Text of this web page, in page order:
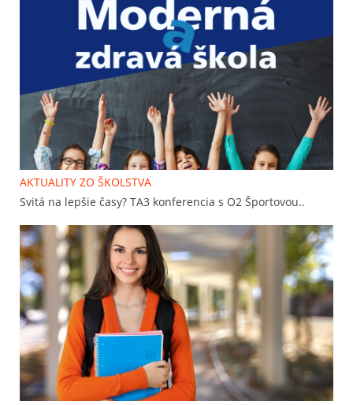
AKTUALITY ZO ŠKOLSTVA
Svitá na lepšie časy? TA3 konferencia s O2 Športovou..